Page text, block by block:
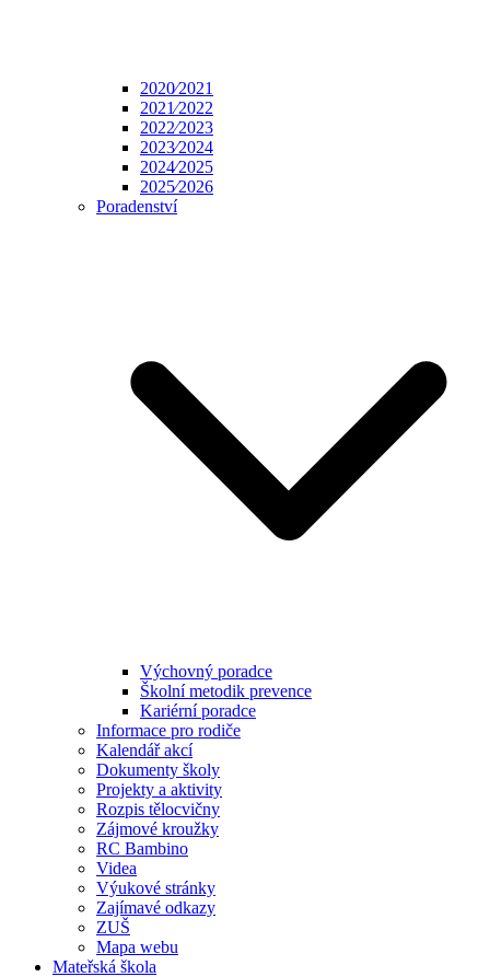
2020⁄2021
2021⁄2022
2022⁄2023
2023⁄2024
2024⁄2025
2025⁄2026
Poradenství
Výchovný poradce
Školní metodik prevence
Kariérní poradce
Informace pro rodiče
Kalendář akcí
Dokumenty školy
Projekty a aktivity
Rozpis tělocvičny
Zájmové kroužky
RC Bambino
Videa
Výukové stránky
Zajímavé odkazy
ZUŠ
Mapa webu
Mateřská škola